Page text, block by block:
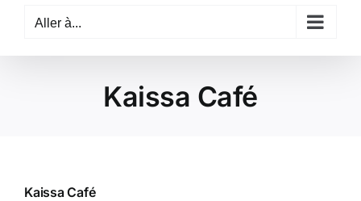
Aller à...
Kaissa Café
Kaissa Café